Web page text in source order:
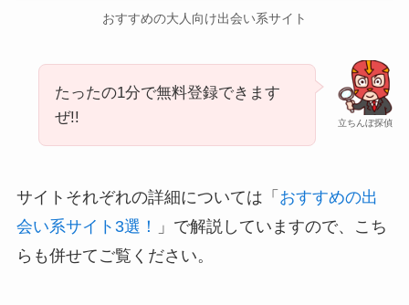
おすすめの大人向け出会い系サイト
立ちんぼ探偵
たったの1分で無料登録できます
ぜ!!
サイトそれぞれの詳細については「 おすすめの出
会い系サイト3選！
」で解説していますので、こち
らも併せてご覧ください。